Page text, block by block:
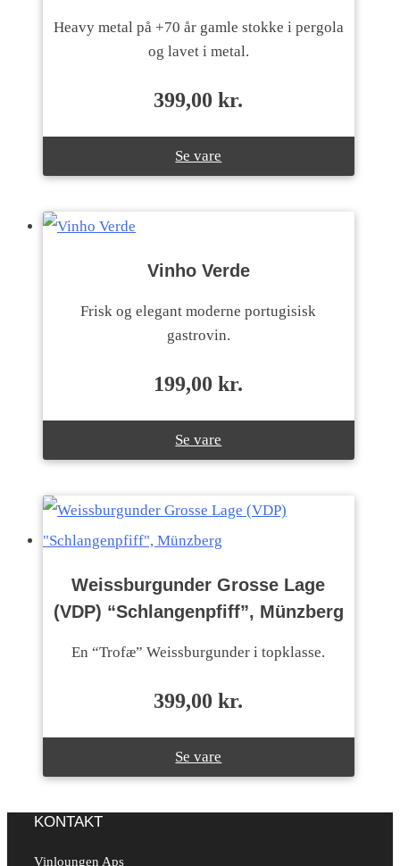
Heavy metal på +70 år gamle stokke i pergola
og lavet i metal.
399,00kr.
Se vare
Vinho Verde
Frisk og elegant moderne portugisisk
gastrovin.
199,00kr.
Se vare
Weissburgunder Grosse Lage
(VDP) “Schlangenpfiff”, Münzberg
En “Trofæ” Weissburgunder i topklasse.
399,00kr.
Se vare
KONTAKT
Vinloungen Aps